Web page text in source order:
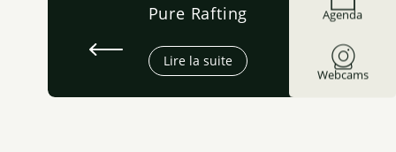
Agenda
Webcams
Pure Rafting
Lire la suite